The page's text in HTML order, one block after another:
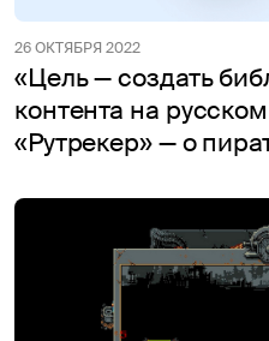
26 ОКТЯБРЯ 2022
«Цель — создать
контента на
«Рутрекер» — о